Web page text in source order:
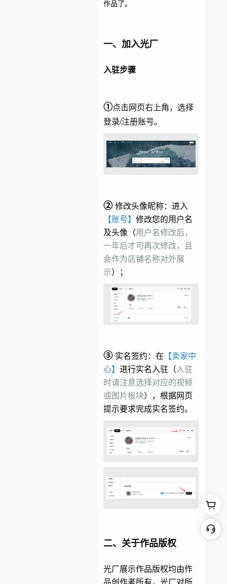
作品了。
一、加入光厂
入驻步骤
①点击网页右上角，选择
登录/注册账号。
② 修改头像昵称：进入
【账号】 修改您的用户名
及头像（用户名修改后，
一年后才可再次修改，且
会作为店铺名称对外展
示）；
③ 实名签约：在 【卖家中
心】 进行实名入驻（入驻
时请注意选择对应的视频
或图片板块），根据网页
提示要求完成实名签约。
二、关于作品版权
光厂展示作品版权均由作